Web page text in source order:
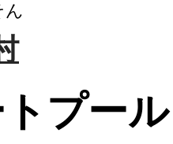
ん
プー